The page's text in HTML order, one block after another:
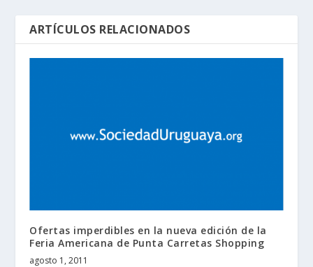
ARTÍCULOS RELACIONADOS
Ofertas imperdibles en la nueva edición de la
Feria Americana de Punta Carretas Shopping
agosto 1, 2011